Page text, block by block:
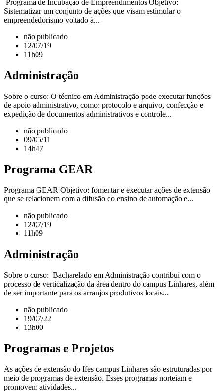
Programa de Incubação de Empreendimentos Objetivo:
Sistematizar um conjunto de ações que visam estimular o
empreendedorismo voltado à...
não publicado
12/07/19
11h09
Administração
Sobre o curso: O técnico em Administração pode executar funções
de apoio administrativo, como: protocolo e arquivo, confecção e
expedição de documentos administrativos e controle...
não publicado
09/05/11
14h47
Programa GEAR
Programa GEAR Objetivo: fomentar e executar ações de extensão
que se relacionem com a difusão do ensino de automação e...
não publicado
12/07/19
11h09
Administração
Sobre o curso: Bacharelado em Administração contribui com o
processo de verticalização da área dentro do campus Linhares, além
de ser importante para os arranjos produtivos locais...
não publicado
19/07/22
13h00
Programas e Projetos
As ações de extensão do Ifes campus Linhares são estruturadas por
meio de programas de extensão. Esses programas norteiam e
promovem atividades...